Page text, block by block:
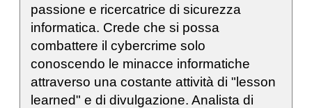
passione e ricercatrice di sicurezza
informatica. Crede che si possa
combattere il cybercrime solo
conoscendo le minacce informatiche
attraverso una costante attività di "lesson
learned" e di divulgazione. Analista di